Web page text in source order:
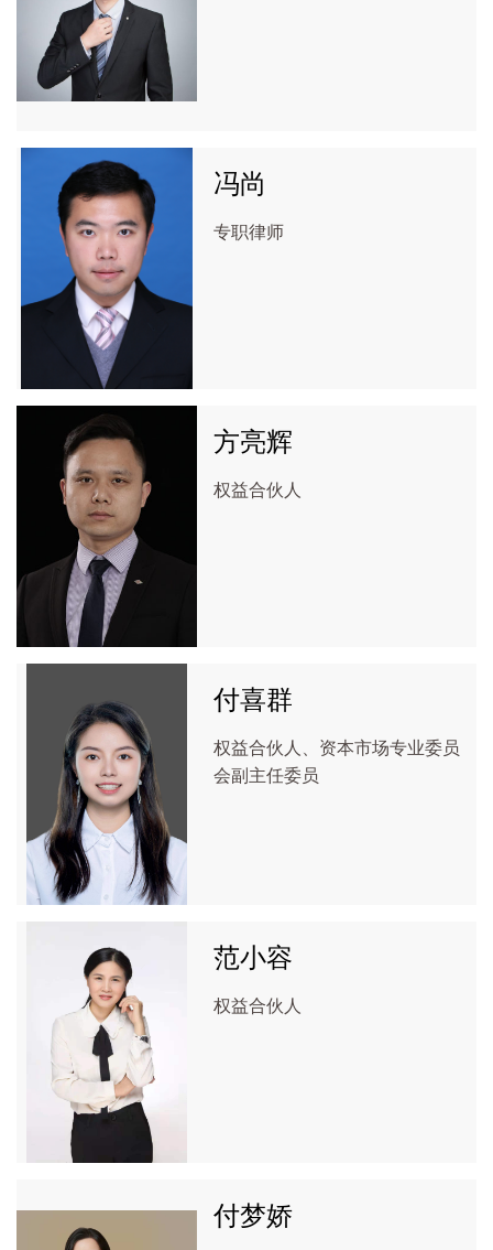
冯尚
专职律师
方亮辉
权益合伙人
付喜群
权益合伙人、资本市场专业委员
会副主任委员
范小容
权益合伙人
付梦娇